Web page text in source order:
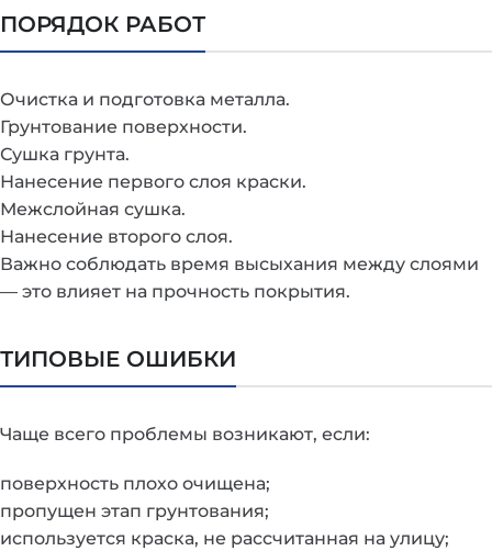
ПОРЯДОК РАБОТ
Очистка и подготовка металла.
Грунтование поверхности.
Сушка грунта.
Нанесение первого слоя краски.
Межслойная сушка.
Нанесение второго слоя.
Важно соблюдать время высыхания между слоями
— это влияет на прочность покрытия.
ТИПОВЫЕ ОШИБКИ
Чаще всего проблемы возникают, если:
поверхность плохо очищена;
пропущен этап грунтования;
используется краска, не рассчитанная на улицу;